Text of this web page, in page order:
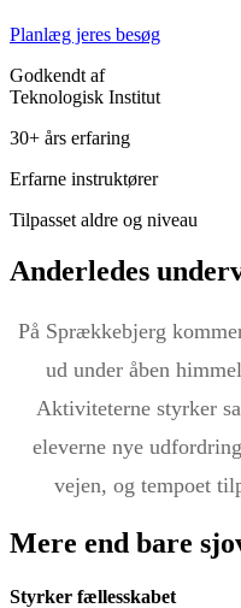
Planlæg jeres besøg
Godkendt af
Teknologisk Institut
30+ års erfaring
Erfarne instruktører
Tilpasset aldre og niveau
Anderledes
På Sprækkebjerg
ud under åben
Aktiviteterne styrker
eleverne nye
vejen, og tempoet
Mere end bare
Styrker fællesskabet